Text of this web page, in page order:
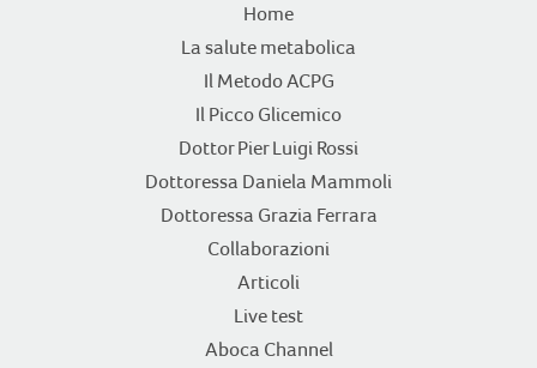
Home
La salute metabolica
Il Metodo ACPG
Il Picco Glicemico
Dottor Pier Luigi Rossi
Dottoressa Daniela Mammoli
Dottoressa Grazia Ferrara
Collaborazioni
Articoli
Live test
Aboca Channel